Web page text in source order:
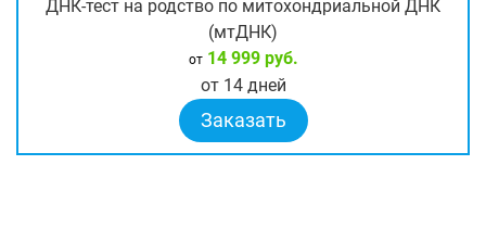
ДНК-тест на родство по митохондриальной ДНК
(мтДНК)
от14 999 руб.
от 14 дней
Заказать